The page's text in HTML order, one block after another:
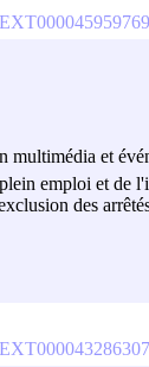
multimédia et
emploi et de
des